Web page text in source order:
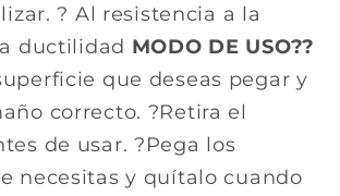
? Al resistencia a la
ductilidad MODO DE USO??
que deseas pegar y
correcto. ?Retira el
de usar. ?Pega los
necesitas y quítalo cuando